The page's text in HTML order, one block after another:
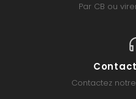
Par CB ou
Contactez